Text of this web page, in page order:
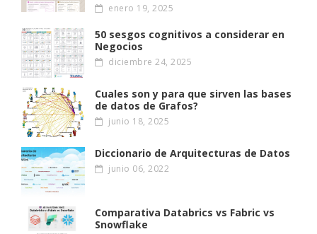
enero 19, 2025
50 sesgos cognitivos a considerar en
Negocios
diciembre 24, 2025
Cuales son y para que sirven las bases
de datos de Grafos?
junio 18, 2025
Diccionario de Arquitecturas de Datos
junio 06, 2022
Comparativa Databrics vs Fabric vs
Snowflake